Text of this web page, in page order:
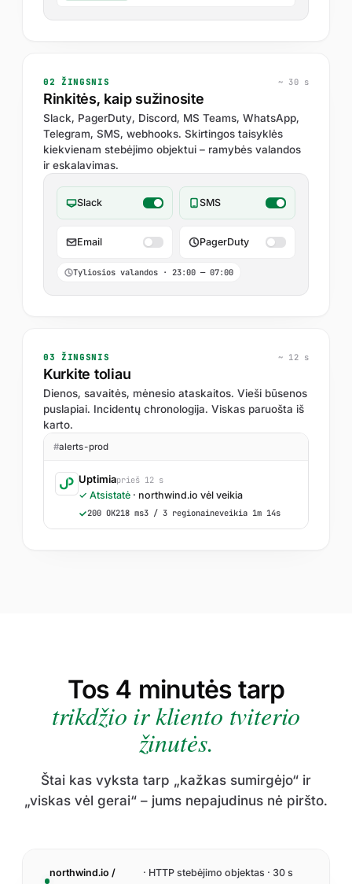
02 ŽINGSNIS ~ 30 s
Rinkitės, kaip sužinosite
Slack, PagerDuty, Discord, MS Teams, WhatsApp,
Telegram, SMS, webhooks. Skirtingos taisyklės
kiekvienam stebėjimo objektui – ramybės valandos
ir eskalavimas.
Slack SMS
Email PagerDuty
Tyliosios valandos · 23:00 — 07:00
03 ŽINGSNIS ~ 12 s
Kurkite toliau
Dienos, savaitės, mėnesio ataskaitos. Vieši būsenos
puslapiai. Incidentų chronologija. Viskas paruošta iš
karto.
#alerts-prod
Uptimiaprieš 12 s
✓ Atsistatė · northwind.io vėl veikia
200 OK218 ms3 / 3 regionaineveikia 1m 14s
Tos 4 minutės tarp
trikdžio ir kliento tviterio
žinutės.
Štai kas vyksta tarp „kažkas sumirgėjo“ ir
„viskas vėl gerai“ – jums nepajudinus nė piršto.
northwind.io /
· HTTP stebėjimo objektas · 30 s